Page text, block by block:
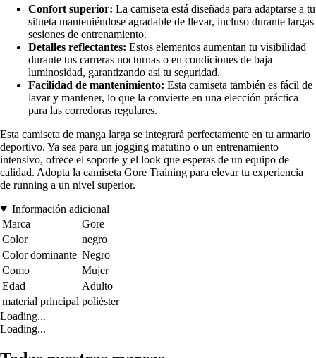
Confort superior: La camiseta está diseñada para adaptarse a tu
silueta manteniéndose agradable de llevar, incluso durante largas
sesiones de entrenamiento.
Detalles reflectantes: Estos elementos aumentan tu visibilidad
durante tus carreras nocturnas o en condiciones de baja
luminosidad, garantizando así tu seguridad.
Facilidad de mantenimiento: Esta camiseta también es fácil de
lavar y mantener, lo que la convierte en una elección práctica
para las corredoras regulares.
Esta camiseta de manga larga se integrará perfectamente en tu armario
deportivo. Ya sea para un jogging matutino o un entrenamiento
intensivo, ofrece el soporte y el look que esperas de un equipo de
calidad. Adopta la camiseta Gore Training para elevar tu experiencia
de running a un nivel superior.
Información adicional
Marca
Gore
Color
negro
Color dominante Negro
Como
Mujer
Edad
Adulto
material principal poliéster
Loading...
Loading...